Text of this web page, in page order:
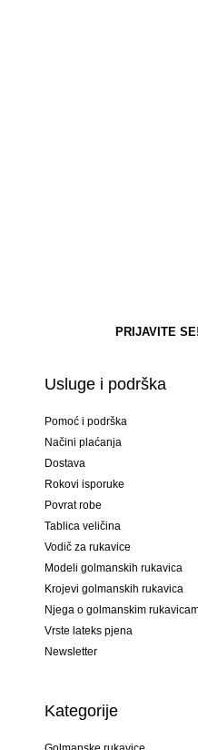
Usluge i podrška
Pomoć i podrška
Načini plaćanja
Dostava
Rokovi isporuke
Povrat robe
Tablica veličina
Vodič za rukavice
Modeli golmanskih rukavica
Krojevi golmanskih rukavica
Njega o golmanskim
Vrste lateks pjena
Newsletter
Kategorije